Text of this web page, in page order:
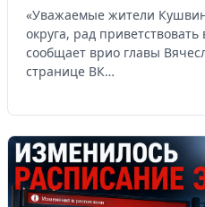
«Уважаемые жители
округа, рад
сообщает врио главы
странице ВК…